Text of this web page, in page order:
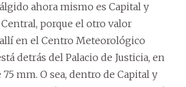
ahora mismo es Capital y
porque el otro valor
en el Centro Meteorológico
detrás del Palacio de Justicia, en
75 mm. O sea, dentro de Capital y